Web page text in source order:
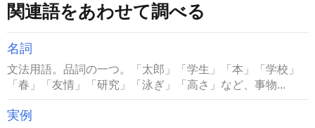
関連語をあわせて調べる
名詞
文法用語。品詞の一つ。「太郎」「学生」「本」「学校」
「春」「友情」「研究」「泳ぎ」「高さ」など、事物...
実例